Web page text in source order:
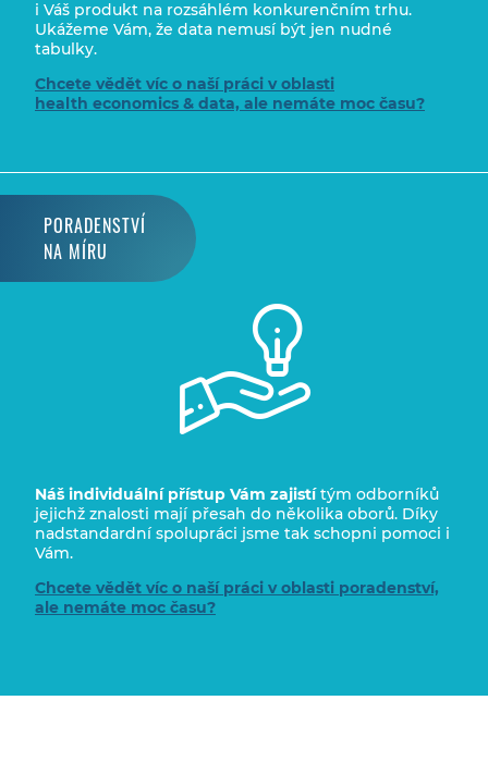
i Váš produkt na rozsáhlém konkurenčním trhu.
Ukážeme Vám, že data nemusí být jen nudné
tabulky.
Chcete vědět víc o naší práci v oblasti
health economics & data, ale nemáte moc času?
PORADENSTVÍ
NA MÍRU
Náš individuální přístup Vám zajistítým odborníků
jejichž znalosti mají přesah do několika oborů. Díky
nadstandardní spolupráci jsme tak schopni pomoci i
Vám.
Chcete vědět víc o naší práci v oblasti poradenství,
ale nemáte moc času?